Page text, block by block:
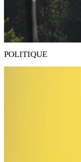
POLITIQUE